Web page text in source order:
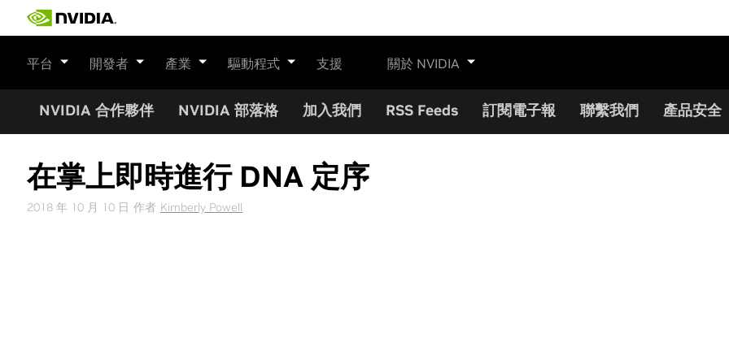
平台 開發者 產業 驅動程式 支援 關於 NVIDIA
NVIDIA 合作夥伴 NVIDIA 部落格 加入我們 RSS Feeds 訂閱電子報 聯繫我們 產品安全
在掌上即時進行 DNA 定序
2018 年 10 月 10 日 作者 Kimberly Powell